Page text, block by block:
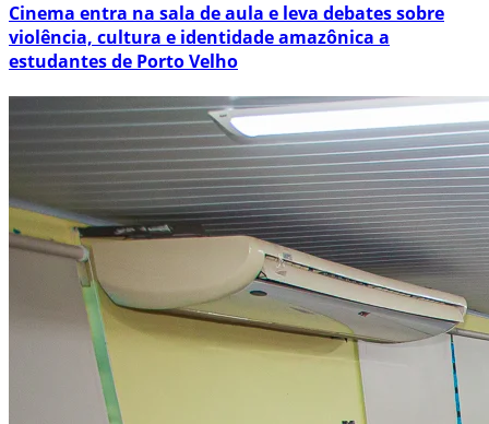
Cinema entra na sala de aula e leva debates sobre
violência, cultura e identidade amazônica a
estudantes de Porto Velho